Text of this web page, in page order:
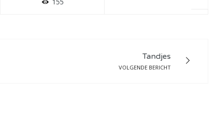
Tandjes
VOLGENDE BERICHT